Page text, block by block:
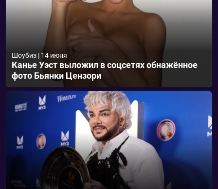
Шоубиз | 14 июня
Канье Уэст выложил в соцсетях обнажённое
фото Бьянки Цензори